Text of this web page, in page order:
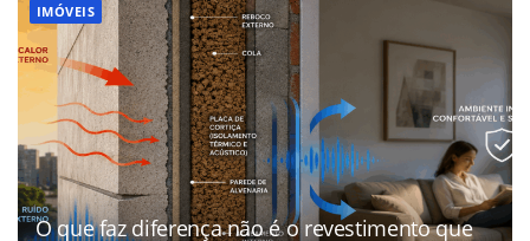
IMÓVEIS
O que faz diferença não é o revestimento que